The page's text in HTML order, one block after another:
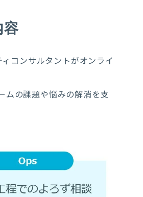
容
コンサルタントがオンライ
ムの課題や悩みの解消を支